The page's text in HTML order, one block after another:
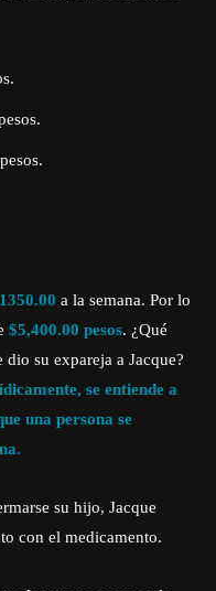
a la semana. Por lo
$5,400.00 pesos. ¿Qué
su expareja a Jacque?
se entiende a
una persona se
su hijo, Jacque
con el medicamento.